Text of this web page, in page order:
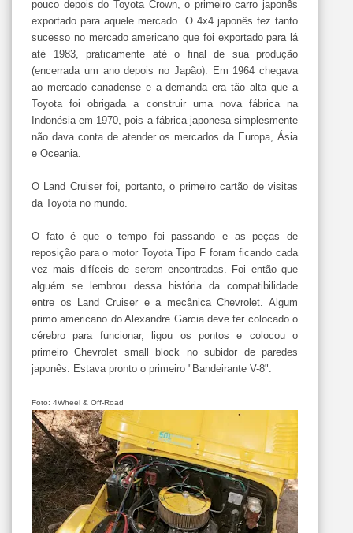
pouco depois do Toyota Crown, o primeiro carro japonês
exportado para aquele mercado. O 4x4 japonês fez tanto
sucesso no mercado americano que foi exportado para lá
até 1983, praticamente até o final de sua produção
(encerrada um ano depois no Japão). Em 1964 chegava
ao mercado canadense e a demanda era tão alta que a
Toyota foi obrigada a construir uma nova fábrica na
Indonésia em 1970, pois a fábrica japonesa simplesmente
não dava conta de atender os mercados da Europa, Ásia
e Oceania.
O Land Cruiser foi, portanto, o primeiro cartão de visitas
da Toyota no mundo.
O fato é que o tempo foi passando e as peças de
reposição para o motor Toyota Tipo F foram ficando cada
vez mais difíceis de serem encontradas. Foi então que
alguém se lembrou dessa história da compatibilidade
entre os Land Cruiser e a mecânica Chevrolet. Algum
primo americano do Alexandre Garcia deve ter colocado o
cérebro para funcionar, ligou os pontos e colocou o
primeiro Chevrolet small block no subidor de paredes
japonês. Estava pronto o primeiro "Bandeirante V-8".
Foto: 4Wheel & Off-Road